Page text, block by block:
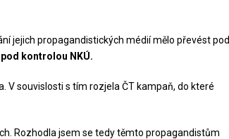
jejich propagandistických médií mělo převést pod
kontrolou NKÚ.
V souvislosti s tím rozjela ČT kampaň, do které
Rozhodla jsem se tedy těmto propagandistům